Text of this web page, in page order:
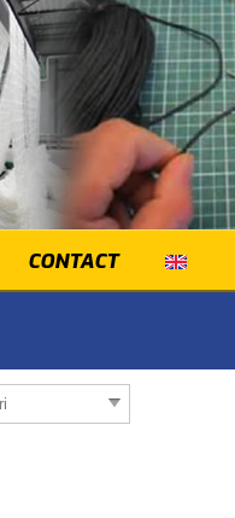
CONTACT